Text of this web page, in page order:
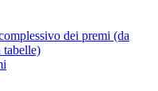
dei premi (da
tabelle)